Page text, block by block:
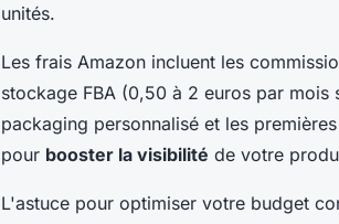
unités.
Les frais Amazon incluent les
stockage FBA (0,50 à 2 euros par
packaging personnalisé et les
pour booster la visibilité de votre
L'astuce pour optimiser votre budget